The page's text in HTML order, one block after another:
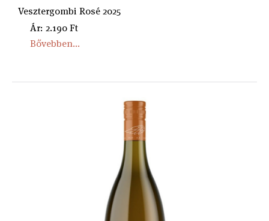
Vesztergombi Rosé 2025
Ár: 2.190 Ft
Bővebben...